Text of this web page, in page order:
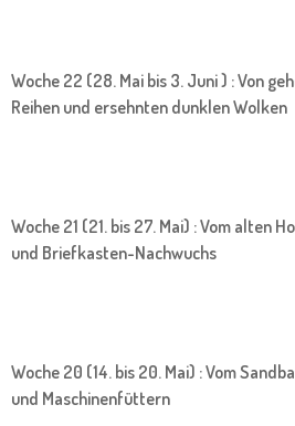
Woche 22 (28. Mai bis 3. Juni ) : Von
Reihen und ersehnten dunklen Wolken
Woche 21 (21. bis 27. Mai) : Vom alten
und Briefkasten-Nachwuchs
Woche 20 (14. bis 20. Mai) : Vom
und Maschinenfüttern